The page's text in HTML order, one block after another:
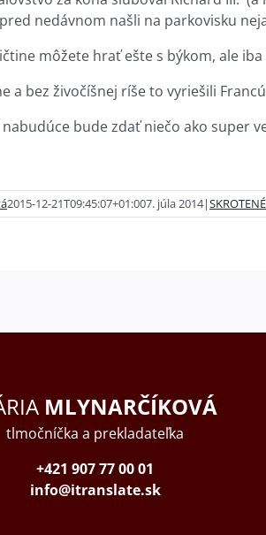
nedávnom našli na parkovisku
môžete hrať ešte s býkom, ale
a bez živočíšnej ríše to vyriešili
nabudúce bude zdať niečo ako super
2015-12-21T09:45:07+01:007. júla 2014|
MLYNARČÍKOVÁ
tlmočníčka a prekladateľka
+421 907 77 00 01
info@itranslate.sk